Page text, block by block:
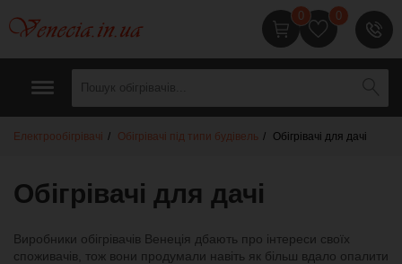
0
0
Електрообігрівачі Обігрівачі під типи будівель Обігрівачі для дачі
Обігрівачі для дачі
Виробники обігрівачів Венеція дбають про інтереси своїх
споживачів, тож вони продумали навіть як більш вдало опалити